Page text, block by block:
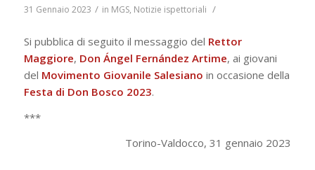
31 Gennaio 2023 / in MGS, Notizie ispettoriali /
Si pubblica di seguito il messaggio del Rettor
Maggiore, Don Ángel Fernández Artime, ai giovani
del Movimento Giovanile Salesiano in occasione della
Festa di Don Bosco 2023.
***
Torino-Valdocco, 31 gennaio 2023